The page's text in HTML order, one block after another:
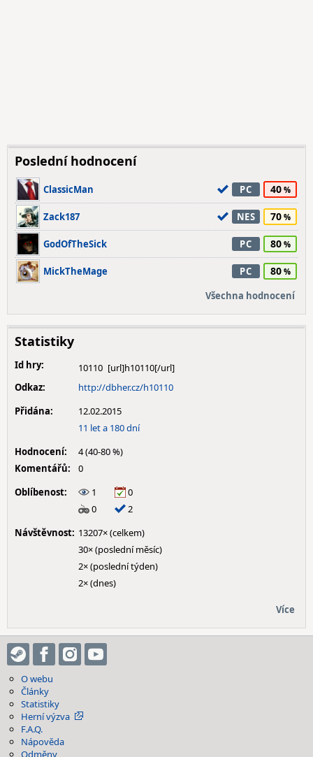
Poslední hodnocení
ClassicMan PC 40
Zack187 NES 70
GodOfTheSick PC 80
MickTheMage PC 80
Všechna hodnocení
Statistiky
Id hry:
10110
Odkaz:
http://dbher.cz/h10110
Přidána:
12.02.2015
11 let a 180 dní
Hodnocení:
4 (40-80 %)
Komentářů:
0
Oblíbenost:
1
0
0
2
Návštěvnost: 13207× (celkem)
30× (poslední měsíc)
2× (poslední týden)
2× (dnes)
Více
O webu
Články
Statistiky
Herní výzva
F.A.Q.
Nápověda
Odměny